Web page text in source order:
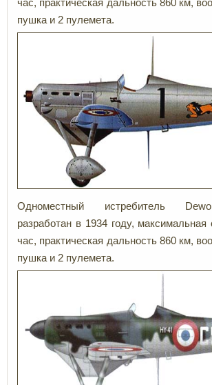
час, практическая дальность 860 км,
пушка и 2 пулемета.
Одноместный истребитель
разработан в 1934 году, максимальная
час, практическая дальность 860 км,
пушка и 2 пулемета.